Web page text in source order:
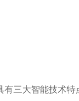
三大智能技术特